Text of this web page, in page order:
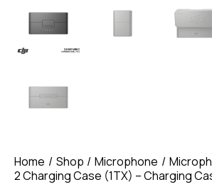
Home Shop Microphone
2 Charging Case (1TX) – Charging